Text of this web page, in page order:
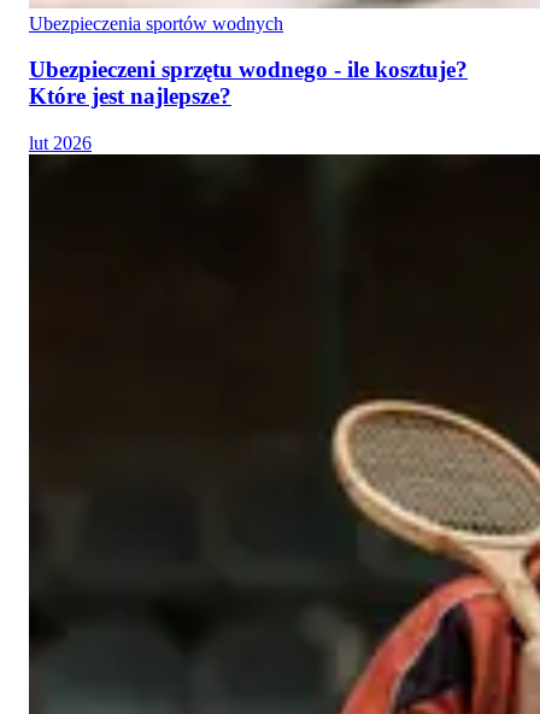
Ubezpieczenia sportów wodnych
Ubezpieczeni sprzętu wodnego - ile kosztuje?
Które jest najlepsze?
lut 2026